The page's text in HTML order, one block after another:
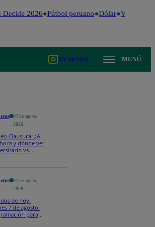
2026 Fútbol peruano Dólar Valentina
TV en vivo MENÚ
07 de agosto
2026
Clausura: ¿A
y dónde ver
vs.
07 de agosto
2026
de hoy,
7 de agosto:
para